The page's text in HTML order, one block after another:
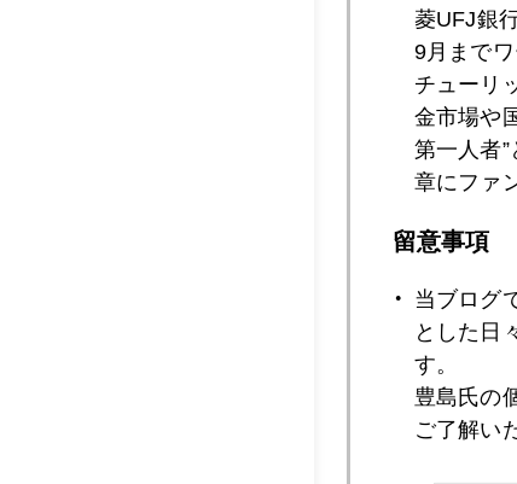
2012年07
2012年07
2012年07月
2012年07月
菱UFJ銀
9月まで
チューリ
金市場や
第一人者
章にファ
留意事項
当ブログ
とした日
す。
豊島氏の
ご了解い